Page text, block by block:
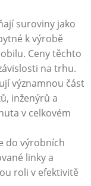
suroviny‍ jako
k výrobě
Ceny těchto
na trhu.
významnou část
inženýrů a
v celkovém
do výrobních
linky a
roli v efektivitě